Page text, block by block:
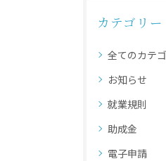
カテゴリー
全てのカテ
お知らせ
就業規則
助成金
電子申請